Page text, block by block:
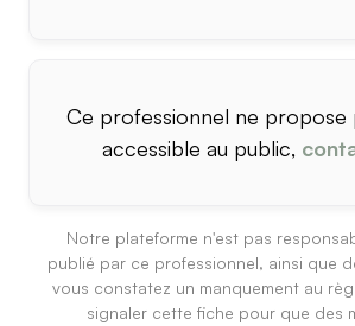
Ce professionnel ne propose
accessible au public,
Notre plateforme n'est pas
publié par ce professionnel, ainsi que
vous constatez un manquement au
signaler cette fiche pour que des